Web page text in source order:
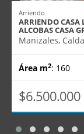
Arriendo
ARRIENDO CASA
ALCOBAS CASA
Manizales,
Área m2: 160
$6.500.000